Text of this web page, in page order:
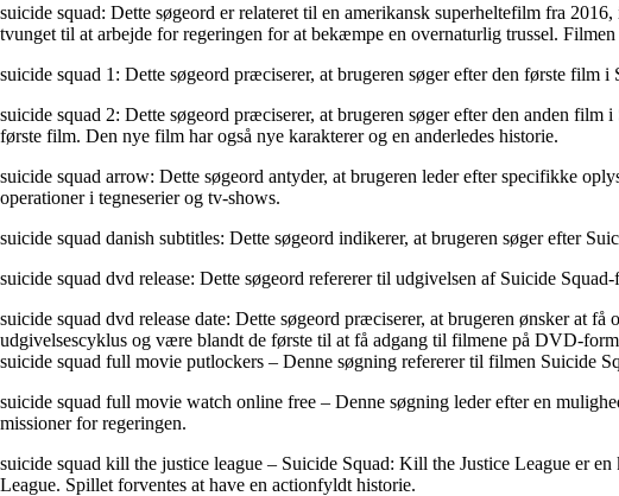
suicide squad: Dette søgeord er relateret til en amerikansk superheltefilm fra
tvunget til at arbejde for regeringen for at bekæmpe en overnaturlig trussel.
suicide squad 1: Dette søgeord præciserer, at brugeren søger efter den første
suicide squad 2: Dette søgeord præciserer, at brugeren søger efter den anden
første film. Den nye film har også nye karakterer og en anderledes historie.
suicide squad arrow: Dette søgeord antyder, at brugeren leder efter specifikke
operationer i tegneserier og tv-shows.
suicide squad danish subtitles: Dette søgeord indikerer, at brugeren søger efter
suicide squad dvd release: Dette søgeord refererer til udgivelsen af Suicide
suicide squad dvd release date: Dette søgeord præciserer, at brugeren ønsker
udgivelsescyklus og være blandt de første til at få adgang til filmene på DVD-
suicide squad full movie putlockers – Denne søgning refererer til filmen Suicide
suicide squad full movie watch online free – Denne søgning leder efter en
missioner for regeringen.
suicide squad kill the justice league – Suicide Squad: Kill the Justice League er
League. Spillet forventes at have en actionfyldt historie.